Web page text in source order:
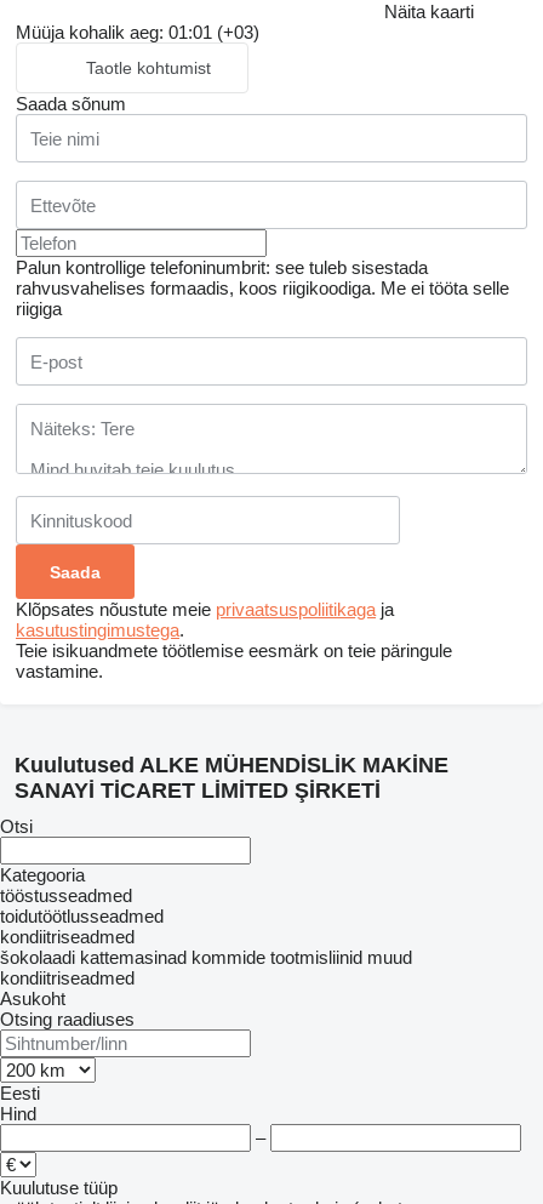
Näita kaarti
Müüja kohalik aeg: 01:01 (+03)
Taotle kohtumist
Saada sõnum
Palun kontrollige telefoninumbrit: see tuleb sisestada
rahvusvahelises formaadis, koos riigikoodiga. Me ei tööta selle
riigiga
Klõpsates nõustute meie privaatsuspoliitikaga ja
kasutustingimustega.
Teie isikuandmete töötlemise eesmärk on teie päringule
vastamine.
Kuulutused ALKE MÜHENDİSLİK MAKİNE
SANAYİ TİCARET LİMİTED ŞİRKETİ
Otsi
Kategooria
tööstusseadmed
toidutöötlusseadmed
kondiitriseadmed
šokolaadi kattemasinad kommide tootmisliinid muud
kondiitriseadmed
Asukoht
Otsing raadiuses
Eesti
Hind
–
Kuulutuse tüüp